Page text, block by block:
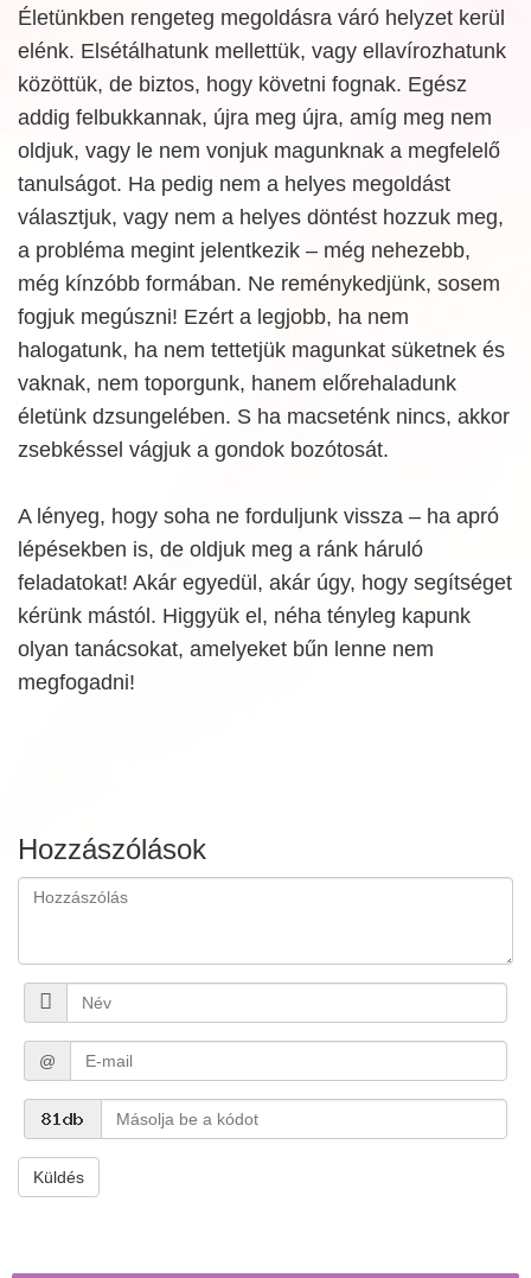
Életünkben rengeteg megoldásra váró helyzet kerül
elénk. Elsétálhatunk mellettük, vagy ellavírozhatunk
közöttük, de biztos, hogy követni fognak. Egész
addig felbukkannak, újra meg újra, amíg meg nem
oldjuk, vagy le nem vonjuk magunknak a megfelelő
tanulságot. Ha pedig nem a helyes megoldást
választjuk, vagy nem a helyes döntést hozzuk meg,
a probléma megint jelentkezik – még nehezebb,
még kínzóbb formában. Ne reménykedjünk, sosem
fogjuk megúszni! Ezért a legjobb, ha nem
halogatunk, ha nem tettetjük magunkat süketnek és
vaknak, nem toporgunk, hanem előrehaladunk
életünk dzsungelében. S ha macseténk nincs, akkor
zsebkéssel vágjuk a gondok bozótosát.
A lényeg, hogy soha ne forduljunk vissza – ha apró
lépésekben is, de oldjuk meg a ránk háruló
feladatokat! Akár egyedül, akár úgy, hogy segítséget
kérünk mástól. Higgyük el, néha tényleg kapunk
olyan tanácsokat, amelyeket bűn lenne nem
megfogadni!
Hozzászólások
@
Küldés